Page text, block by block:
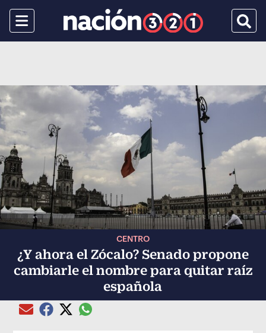
Menu
CENTRO
¿Y ahora el Zócalo? Senado propone
cambiarle el nombre para quitar raíz
española
Compartir el artículo actual mediante Email
Compartir el artículo actual mediante Facebook
Compartir el artículo actual mediante Twitter
Compartir el artículo actual mediante